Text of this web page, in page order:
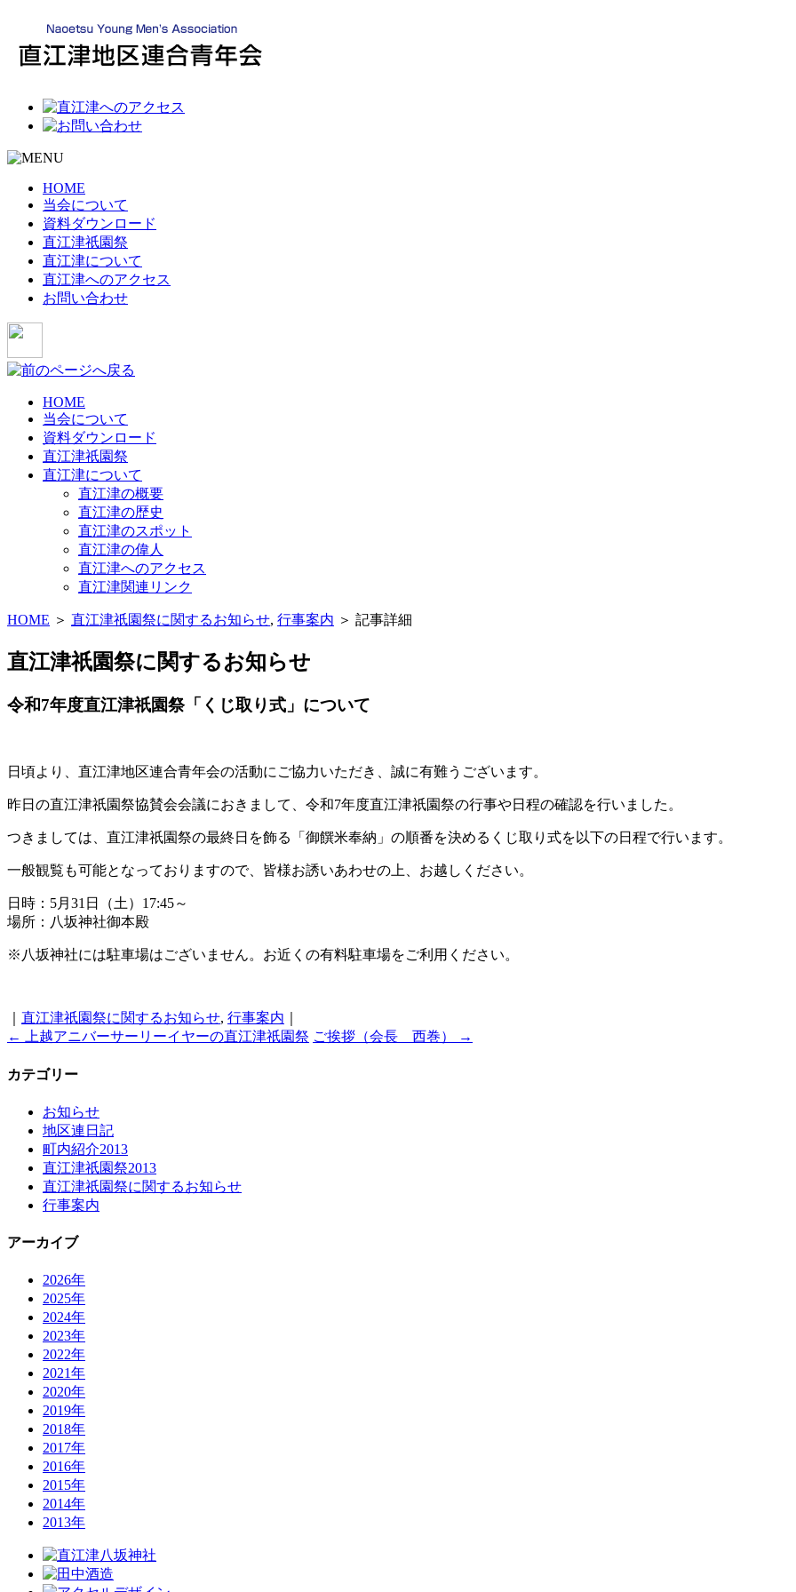
HOME
当会について
資料ダウンロード
直江津祇園祭
直江津について
直江津へのアクセス
お問い合わせ
HOME
当会について
資料ダウンロード
直江津祇園祭
直江津について
直江津の概要
直江津の歴史
直江津のスポット
直江津の偉人
直江津へのアクセス
直江津関連リンク
HOME ＞ 直江津祇園祭に関するお知らせ, 行事案内 ＞ 記事詳細
直江津祇園祭に関するお知らせ
令和7年度直江津祇園祭「くじ取り式」について
日頃より、直江津地区連合青年会の活動にご協力いただき、誠に有難うございます。
昨日の直江津祇園祭協賛会会議におきまして、令和7年度直江津祇園祭の行事や日程の確認を行いました。
つきましては、直江津祇園祭の最終日を飾る「御饌米奉納」の順番を決めるくじ取り式を以下の日程で行います。
一般観覧も可能となっておりますので、皆様お誘いあわせの上、お越しください。
日時：5月31日（土）17:45～
場所：八坂神社御本殿
※八坂神社には駐車場はございません。お近くの有料駐車場をご利用ください。
直江津祇園祭に関するお知らせ, 行事案内
← 上越アニバーサーリーイヤーの直江津祇園祭 ご挨拶（会長 西巻） →
カテゴリー
お知らせ
地区連日記
町内紹介2013
直江津祇園祭2013
直江津祇園祭に関するお知らせ
行事案内
アーカイブ
2026年
2025年
2024年
2023年
2022年
2021年
2020年
2019年
2018年
2017年
2016年
2015年
2014年
2013年